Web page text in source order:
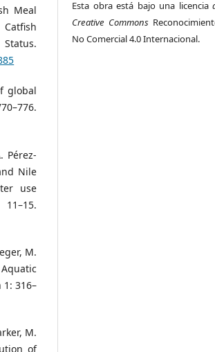
Meal
global
Pérez-
Nile
use
M.
316–
M.
of
Esta obra está bajo una licencia
Creative Commons
No Comercial 4.0 Internacional.